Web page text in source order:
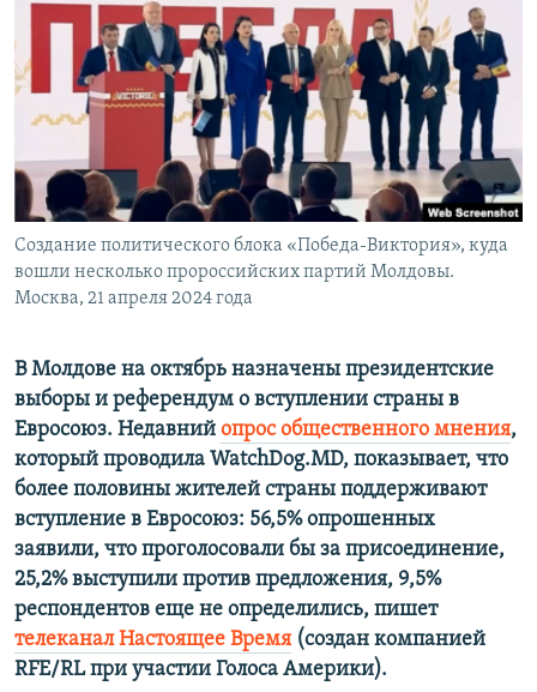
КРЫМ.НЕПОКОРЕННЫЙ
ELIFBE
УКРАИНСКАЯ ПРОБЛЕМА КРЫМА
Все сайты RFE/RL
Создание политического блока «Победа-Виктория», куда
вошли несколько пророссийских партий Молдовы.
Москва, 21 апреля 2024 года
В Молдове на октябрь назначены президентские
выборы и референдум о вступлении страны в
Евросоюз. Недавний опрос общественного мнения,
который проводила WatchDog.MD, показывает, что
более половины жителей страны поддерживают
вступление в Евросоюз: 56,5% опрошенных
заявили, что проголосовали бы за присоединение,
25,2% выступили против предложения, 9,5%
респондентов еще не определились, пишет
телеканал Настоящее Время (создан компанией
RFE/RL при участии Голоса Америки).